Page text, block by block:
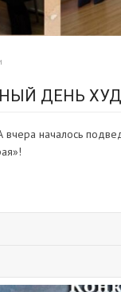
ДЕНЬ
началось